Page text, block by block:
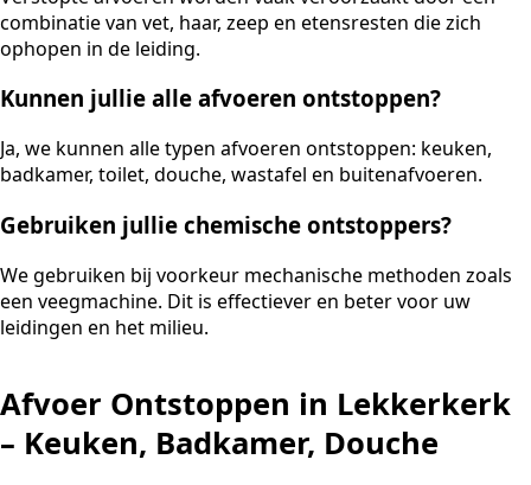
combinatie van vet, haar, zeep en etensresten die zich
ophopen in de leiding.
Kunnen jullie alle afvoeren ontstoppen?
Ja, we kunnen alle typen afvoeren ontstoppen: keuken,
badkamer, toilet, douche, wastafel en buitenafvoeren.
Gebruiken jullie chemische ontstoppers?
We gebruiken bij voorkeur mechanische methoden zoals
een veegmachine. Dit is effectiever en beter voor uw
leidingen en het milieu.
Afvoer Ontstoppen in Lekkerkerk
– Keuken, Badkamer, Douche